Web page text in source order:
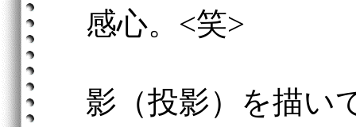
感心。<笑>
影（投影）を描い